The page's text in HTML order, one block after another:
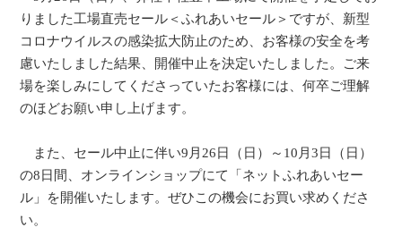
りました工場直売セール＜ふれあいセール＞ですが、新型
コロナウイルスの感染拡大防止のため、お客様の安全を考
慮いたしました結果、開催中止を決定いたしました。ご来
場を楽しみにしてくださっていたお客様には、何卒ご理解
のほどお願い申し上げます。
また、セール中止に伴い9月26日（日）～10月3日（日）
の8日間、オンラインショップにて「ネットふれあいセー
ル」を開催いたします。ぜひこの機会にお買い求めくださ
い。